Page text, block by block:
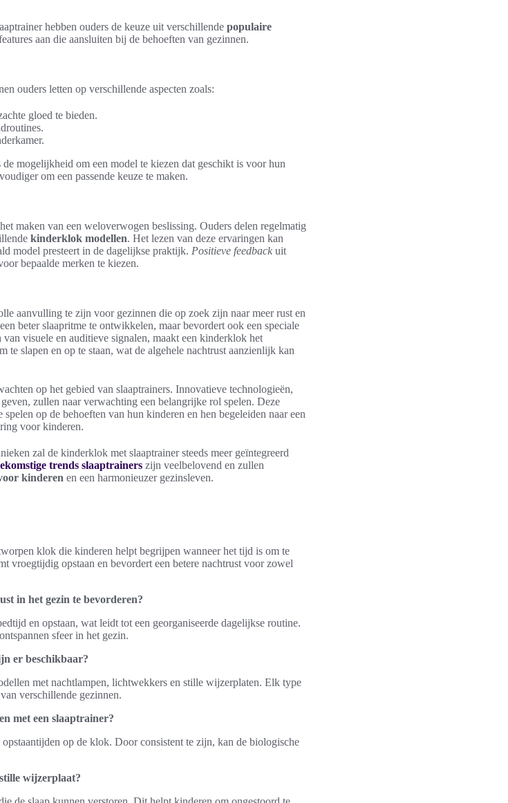
hebben ouders de keuze uit verschillende populaire
aan die aansluiten bij de behoeften van gezinnen.
ouders letten op verschillende aspecten zoals:
gloed te bieden.
de mogelijkheid om een model te kiezen dat geschikt is voor hun
om een passende keuze te maken.
maken van een weloverwogen beslissing. Ouders delen regelmatig
kinderklok modellen. Het lezen van deze ervaringen kan
model presteert in de dagelijkse praktijk. Positieve feedback uit
bepaalde merken te kiezen.
aanvulling te zijn voor gezinnen die op zoek zijn naar meer rust en
beter slaapritme te ontwikkelen, maar bevordert ook een speciale
visuele en auditieve signalen, maakt een kinderklok het
te slapen en op te staan, wat de algehele nachtrust aanzienlijk kan
op het gebied van slaaptrainers. Innovatieve technologieën,
zullen naar verwachting een belangrijke rol spelen. Deze
op de behoeften van hun kinderen en hen begeleiden naar een
voor kinderen.
zal de kinderklok met slaaptrainer steeds meer geïntegreerd
trends slaaptrainers zijn veelbelovend en zullen
kinderen en een harmonieuzer gezinsleven.
klok die kinderen helpt begrijpen wanneer het tijd is om te
vroegtijdig opstaan en bevordert een betere nachtrust voor zowel
in het gezin te bevorderen?
en opstaan, wat leidt tot een georganiseerde dagelijkse routine.
sfeer in het gezin.
er beschikbaar?
met nachtlampen, lichtwekkers en stille wijzerplaten. Elk type
verschillende gezinnen.
met een slaaptrainer?
op de klok. Door consistent te zijn, kan de biologische
wijzerplaat?